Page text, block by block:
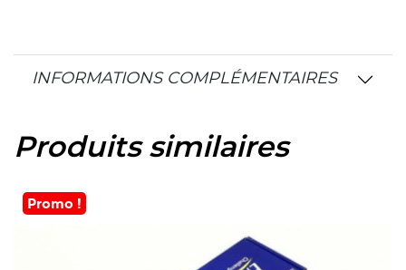
INFORMATIONS COMPLÉMENTAIRES
Produits similaires
Promo !